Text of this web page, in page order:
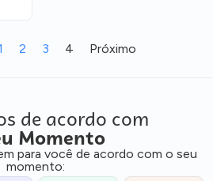
2 3 4 Próximo
de acordo com
Momento
para você de acordo com o seu
momento: